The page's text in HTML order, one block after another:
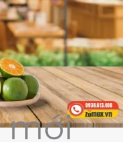
mới